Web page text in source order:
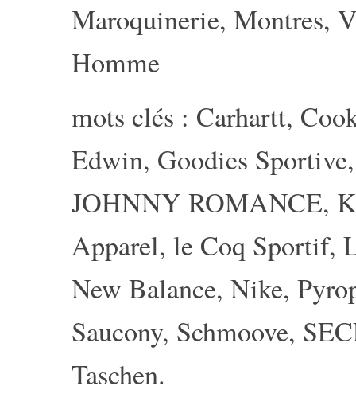
Maroquinerie, Montres,
Homme
mots clés : Carhartt,
Edwin, Goodies Sportive
JOHNNY ROMANCE,
Apparel, le Coq Sportif,
New Balance, Nike,
Saucony, Schmoove,
Taschen.